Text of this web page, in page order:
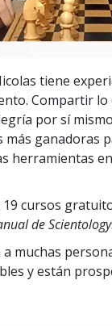
tiene
Compartir lo
por sí
más ganadoras
herramientas
19 cursos
de Scientology.
muchas
y están